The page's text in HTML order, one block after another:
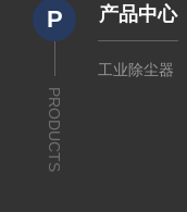
P
PRODUCTS
产品中心
工业除尘器